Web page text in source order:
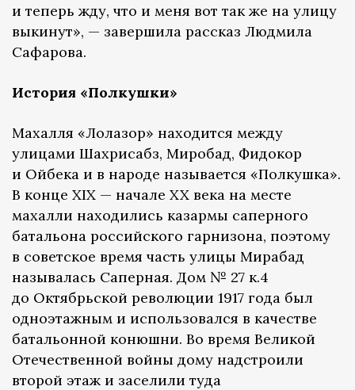
и теперь жду, что и меня вот так же на улицу
выкинут», — завершила рассказ Людмила
Сафарова.
История «Полкушки»
Махалля «Лолазор» находится между
улицами Шахрисабз, Миробад, Фидокор
и Ойбека и в народе называется «Полкушка».
В конце XIX — начале XX века на месте
махалли находились казармы саперного
батальона российского гарнизона, поэтому
в советское время часть улицы Мирабад
называлась Саперная. Дом № 27 к.4
до Октябрьской революции 1917 года был
одноэтажным и использовался в качестве
батальонной конюшни. Во время Великой
Отечественной войны дому надстроили
второй этаж и заселили туда